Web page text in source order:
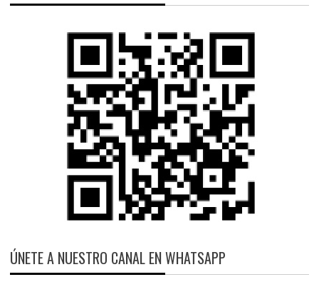
ÚNETE A NUESTRO CANAL EN WHATSAPP